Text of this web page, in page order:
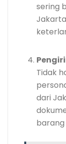
sering
Tidak
dari
barang